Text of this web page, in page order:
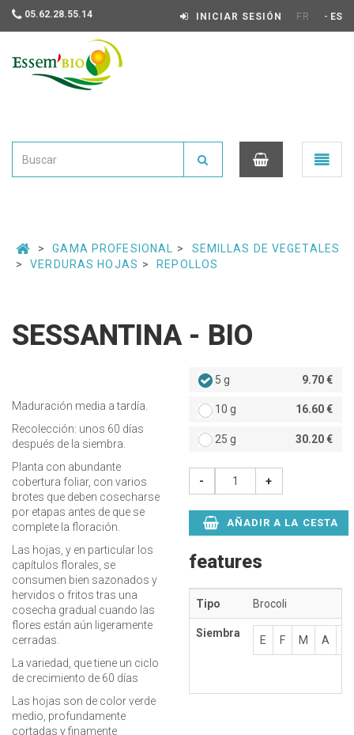
05.62.28.55.14 INICIAR SESIÓN FR - ES
Ouvrir
le
GAMA PROFESIONAL
SEMILLAS DE VEGETALES
VERDURAS HOJAS
REPOLLOS
SESSANTINA - BIO
Maduración media a tardía.
Recolección: unos 60 días
después de la siembra.
Planta con abundante
cobertura foliar, con varios
brotes que deben cosecharse
por etapas antes de que se
complete la floración.
Las hojas, y en particular los
capítulos florales, se
consumen bien sazonados y
hervidos o fritos tras una
cosecha gradual cuando las
flores están aún ligeramente
cerradas.
La variedad, que tiene un ciclo
de crecimiento de 60 días
Las hojas son de color verde
medio, profundamente
cortadas y finamente
5 g 9.70 €
10 g 16.60 €
25 g 30.20 €
- +
AÑADIR A LA CESTA
features
Tipo Brocoli
Siembra
E F M A